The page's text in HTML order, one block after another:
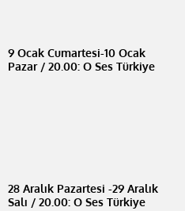
9 Ocak Cumartesi-10 Ocak
Pazar / 20.00: O Ses Türkiye
28 Aralık Pazartesi -29 Aralık
Salı / 20.00: O Ses Türkiye